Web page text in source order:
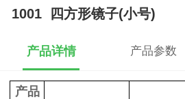
1001 四方形镜子(小号)
产品详情 产品参数
产品